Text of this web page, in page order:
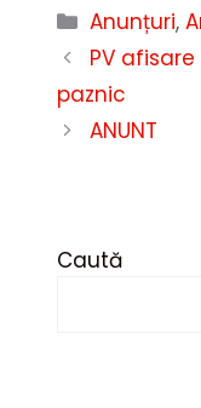
Categorii
Anunțuri,
PV
paznic
ANUNT
Caută